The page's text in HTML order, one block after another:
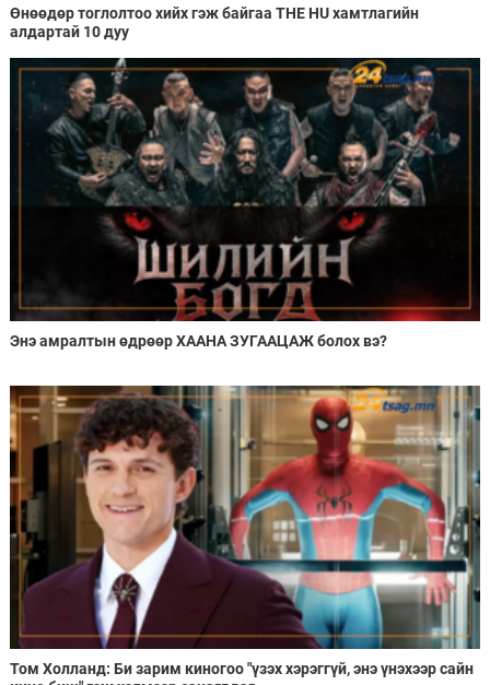
Өнөөдөр тоглолтоо хийх гэж байгаа THE HU хамтлагийн
алдартай 10 дуу
Энэ амралтын өдрөөр ХААНА ЗУГААЦАЖ болох вэ?
Том Холланд: Би зарим киногоо "үзэх хэрэггүй, энэ үнэхээр сайн